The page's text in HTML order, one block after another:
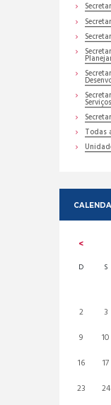
Todas
D S
2
3
9
10
16
17
23
24